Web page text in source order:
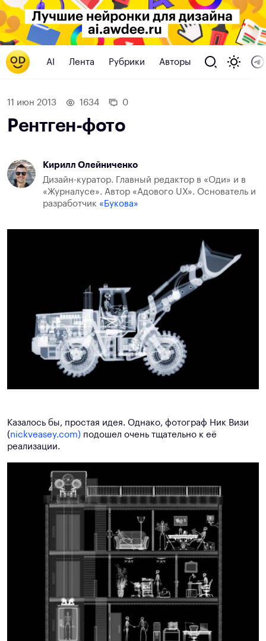
AI Лента Рубрики Авторы
11 июн 2013 1634 0
Рентген-фото
Кирилл Олейниченко
Дизайн-куратор. Главный редактор в «Оди» и в
«Журналусе». Автор «Адового UX». Основатель и
разработчик «Букова»
Казалось бы, простая идея. Однако, фотограф Ник Визи
(nickveasey.com) подошел очень тщательно к её
реализации.